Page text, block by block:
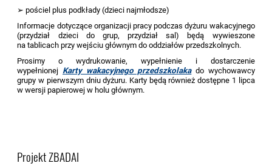
➢ pościel plus podkłady (dzieci najmłodsze)
Informacje dotyczące organizacji pracy podczas dyżuru wakacyjnego
(przydział dzieci do grup, przydział sal) będą wywieszone
na tablicach przy wejściu głównym do oddziałów przedszkolnych.
Prosimy o wydrukowanie, wypełnienie i dostarczenie
wypełnionej Karty wakacyjnego przedszkolaka do wychowawcy
grupy w pierwszym dniu dyżuru. Karty będą również dostępne 1 lipca
w wersji papierowej w holu głównym.
Projekt ZBADAI